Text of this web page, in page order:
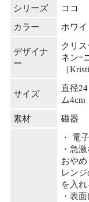
シリーズ
ココ
カラー
ホワイ
デザイナ
ー
クリ
ネン=
（
サイズ
直径
ム4cm
素材
磁器
・ 電
・急
おや
レン
を入
・表